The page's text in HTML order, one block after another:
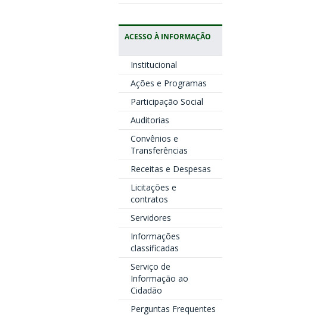
ACESSO À INFORMAÇÃO
Institucional
Ações e Programas
Participação Social
Auditorias
Convênios e
Transferências
Receitas e Despesas
Licitações e
contratos
Servidores
Informações
classificadas
Serviço de
Informação ao
Cidadão
Perguntas Frequentes